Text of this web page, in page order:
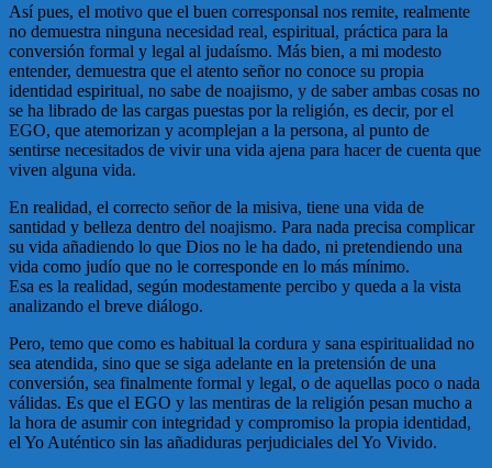
Así pues, el motivo que el buen corresponsal nos remite, realmente
no demuestra ninguna necesidad real, espiritual, práctica para la
conversión formal y legal al judaísmo. Más bien, a mi modesto
entender, demuestra que el atento señor no conoce su propia
identidad espiritual, no sabe de noajismo, y de saber ambas cosas no
se ha librado de las cargas puestas por la religión, es decir, por el
EGO, que atemorizan y acomplejan a la persona, al punto de
sentirse necesitados de vivir una vida ajena para hacer de cuenta que
viven alguna vida.
En realidad, el correcto señor de la misiva, tiene una vida de
santidad y belleza dentro del noajismo. Para nada precisa complicar
su vida añadiendo lo que Dios no le ha dado, ni pretendiendo una
vida como judío que no le corresponde en lo más mínimo.
Esa es la realidad, según modestamente percibo y queda a la vista
analizando el breve diálogo.
Pero, temo que como es habitual la cordura y sana espiritualidad no
sea atendida, sino que se siga adelante en la pretensión de una
conversión, sea finalmente formal y legal, o de aquellas poco o nada
válidas. Es que el EGO y las mentiras de la religión pesan mucho a
la hora de asumir con integridad y compromiso la propia identidad,
el Yo Auténtico sin las añadiduras perjudiciales del Yo Vivido.